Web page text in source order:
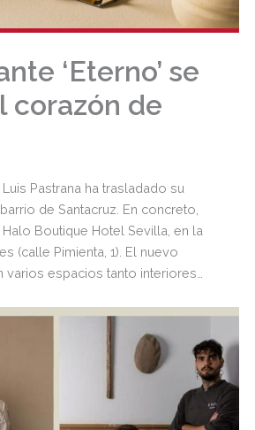
‘Eterno’ se
corazón de
Pastrana ha trasladado su
de Santacruz. En concreto,
Boutique Hotel Sevilla, en la
(calle Pimienta, 1). El nuevo
varios espacios tanto interiores
gourmet.